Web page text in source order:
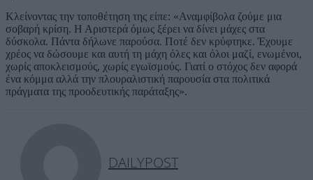
Κλείνοντας την τοποθέτηση της είπε: «Αναμφίβολα ζούμε μια
σοβαρή κρίση. Η Αριστερά όμως ξέρει να δίνει μάχες στα
δύσκολα. Πάντα δήλωνε παρούσα. Ποτέ δεν κρύφτηκε. Έχουμε
χρέος να δώσουμε και αυτή τη μάχη όλες και όλοι μαζί, ενωμένοι,
χωρίς αποκλεισμούς, χωρίς εγωϊσμούς. Γιατί ο στόχος δεν αφορά
ένα κόμμα αλλά την πλουραλιστική παρουσία στα πολιτικά
πράγματα της προοδευτικής παράταξης».
DAILYPOST